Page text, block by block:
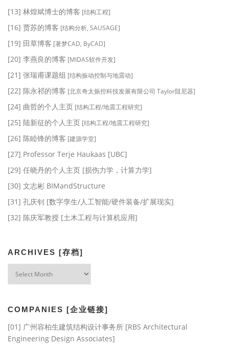
[13] 林煌斌博士的博客 [结构工程]
[16] 贾苏的博客 [结构分析, SAUSAGE]
[19] 田草博客 [著梦CAD, ByCAD]
[20] 李燕良的博客 [MIDAS软件开发]
[21] 张瑞甫课题组 [结构振动控制与地震动]
[22] 陈永祁的博客 [北京奇太振控科技发展有限公司 Taylor阻尼器]
[24] 曲哲的个人主页 [结构工程/地震工程研究]
[25] 陆新征的个人主页 [结构工程/地震工程研究]
[26] 陈睦锋的博客 [建源学堂]
[27] Professor Terje Haukaas [UBC]
[29] 任晓丹的个人主页 [损伤力学，计算力学]
[30] 文志彬 BIMandStructure
[31] 孔庆钊 [数字孪生/人工智能/硬件装备/扩展现实]
[32] 陈庆军教授 [土木工程与计算机应用]
ARCHIVES [存档]
COMPANIES [企业链接]
[01] 广州容柏生建筑结构设计事务所 [RBS Architectural
Engineering Design Associates]